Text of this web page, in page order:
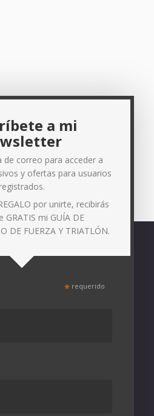
a mi
de correo para acceder a
y ofertas para usuarios
registrados.
por unirte, recibirás
mi GUÍA DE
DE FUERZA Y TRIATLÓN.
* requerido